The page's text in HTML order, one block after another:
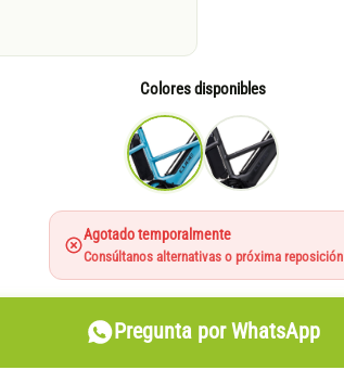
Colores disponibles
Agotado temporalmente
Consúltanos alternativas o próxima reposición
Pregunta por WhatsApp